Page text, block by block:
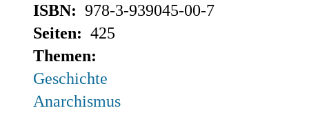
ISBN: 978-3-939045-00-7
Seiten: 425
Themen:
Geschichte
Anarchismus